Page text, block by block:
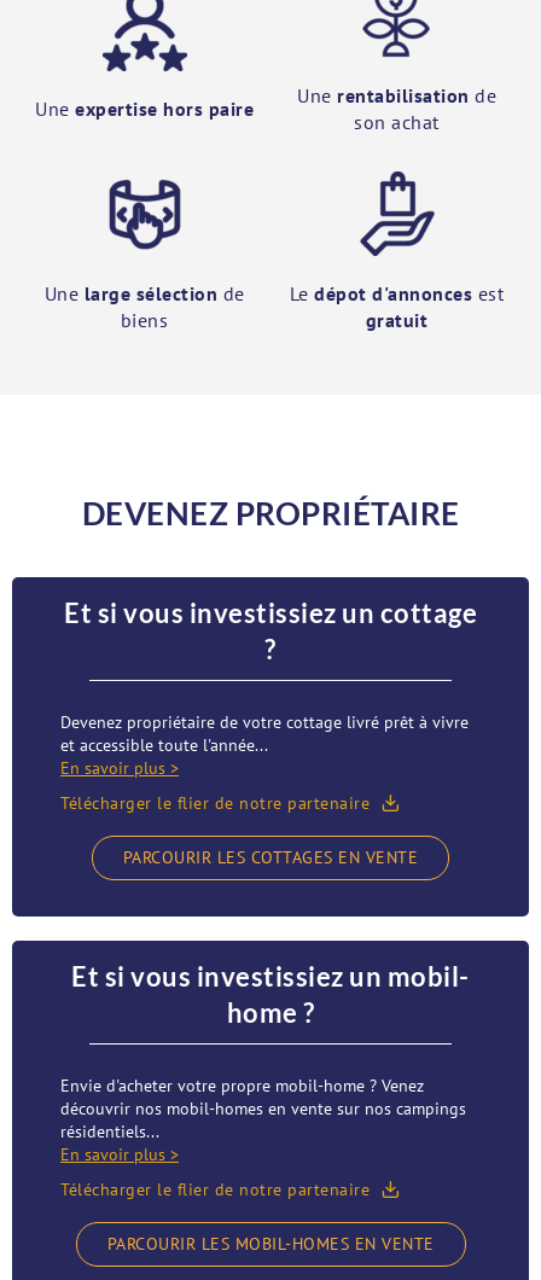
Une expertise hors paire
Une rentabilisation de
son achat
Une large sélection de
biens
Ledépot d'annonces est
gratuit
DEVENEZ PROPRIÉTAIRE
Et si vous investissiez un cottage
?
Devenez propriétaire de votre cottage livré prêt à vivre
et accessible toute l'année...
En savoir plus >
Télécharger le flier de notre partenaire
PARCOURIR LES COTTAGES EN VENTE
Et si vous investissiez un mobil-
home ?
Envie d'acheter votre propre mobil-home ? Venez
découvrir nos mobil-homes en vente sur nos campings
résidentiels...
En savoir plus >
Télécharger le flier de notre partenaire
PARCOURIR LES MOBIL-HOMES EN VENTE